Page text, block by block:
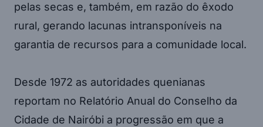
pelas secas e, também, em razão do êxodo
rural, gerando lacunas intransponíveis na
garantia de recursos para a comunidade local.
Desde 1972 as autoridades quenianas
reportam no Relatório Anual do Conselho da
Cidade de Nairóbi a progressão em que a